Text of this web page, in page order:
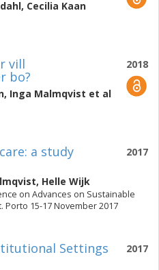
, Cecilia Kaan
2018
vill
bo?
, Inga Malmqvist et al
2017
a study
, Helle Wijk
on Advances on Sustainable
15-17 November 2017
2017
Settings